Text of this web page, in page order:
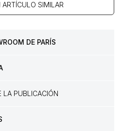
ARTÍCULO SIMILAR
DE PARÍS
LA PUBLICACIÓN